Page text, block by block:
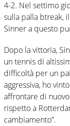
4-2. Nel settimo
sulla palla btreak,
Sinner a questo
Dopo la vittoria,
un tennis di
difficoltà per un
aggressiva, ho
affrontare di
rispetto a
cambiamento”.